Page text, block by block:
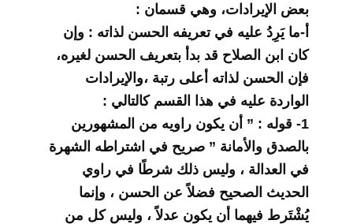
بعض الإيرادات، وهي قسمان :
أ-ما يَرِدُ عليه في تعريفه الحسن لذاته : وإن
كان ابن الصلاح قد بدأ بتعريف الحسن لغيره،
فإن الحسن لذاته أعلى رتبة ،والإيرادات
الواردة عليه في هذا القسم كالتالي :
1- قوله : ” أن يكون راويه من المشهورين
بالصدق والأمانة ” صريح في اشتراطه الشهرة
في العدالة ، وليس ذلك شرطًا في راوي
الحديث الصحيح فضلاً عن الحسن ، وإنما
يُشْتَرط فيهما أن يكون عدلاً ، وليس كل من